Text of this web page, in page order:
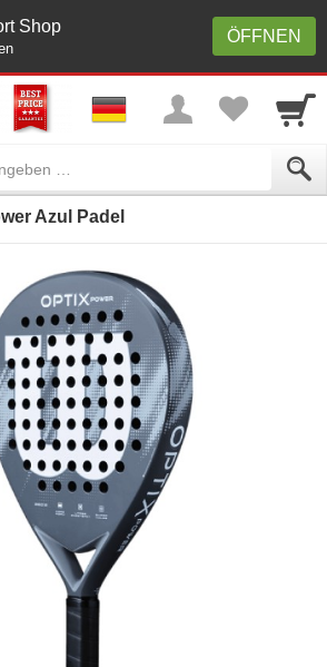
ÖFFNEN
Shop
Azul Padel